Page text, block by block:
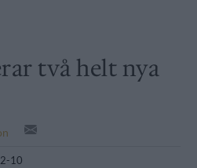
två helt nya
10